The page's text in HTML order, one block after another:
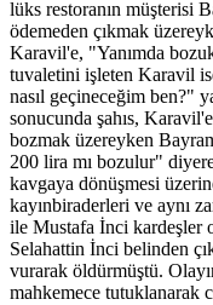
lüks restoranın müşterisi
ödemeden çıkmak
Karavil'e, "Yanımda
tuvaletini işleten Karavil
nasıl geçineceğim ben?"
sonucunda şahıs,
bozmak üzereyken
200 lira mı bozulur"
kavgaya dönüşmesi
kayınbiraderleri ve aynı
ile Mustafa İnci kardeşler
Selahattin İnci belinden
vurarak öldürmüştü.
mahkemece tutuklanarak